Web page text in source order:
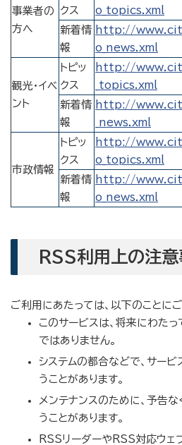
事業者の
方へ
クス
o_topics.xml
新着情
報
http://
o_news.xml
観光・イベ
ント
トピッ
クス
http://
_topics.xml
新着情
報
http://
_news.xml
市政情報
トピッ
クス
http://
o_topics.xml
新着情
報
http://
o_news.xml
RSS利用上の注意
ご利用にあたっては、以下のことに
このサービスは、将来にわた
ではありません。
システムの都合などで、サー
うことがあります。
メンテナンスのために、予告
うことがあります。
RSSリーダーやRSS対応ウェ